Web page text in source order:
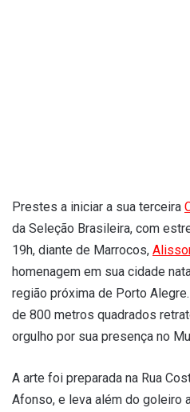
Prestes a iniciar a sua terceira
da Seleção Brasileira, com
19h, diante de Marrocos,
homenagem em sua cidade
região próxima de Porto
de 800 metros quadrados
orgulho por sua presença no
A arte foi preparada na Rua
Afonso, e leva além do goleiro